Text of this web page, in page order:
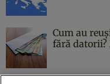
Cum au
fără datorii?